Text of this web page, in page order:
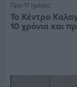
Πριν 17 ημέρες
Το Κέντρο
10 χρόνια και